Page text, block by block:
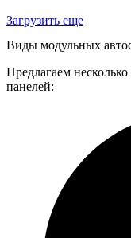
Загрузить еще
Виды модульных
Предлагаем
панелей: